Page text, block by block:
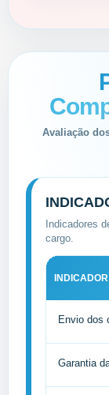
Avaliação
Indicadores
cargo.
INDICADOR
Envio dos
Garantia